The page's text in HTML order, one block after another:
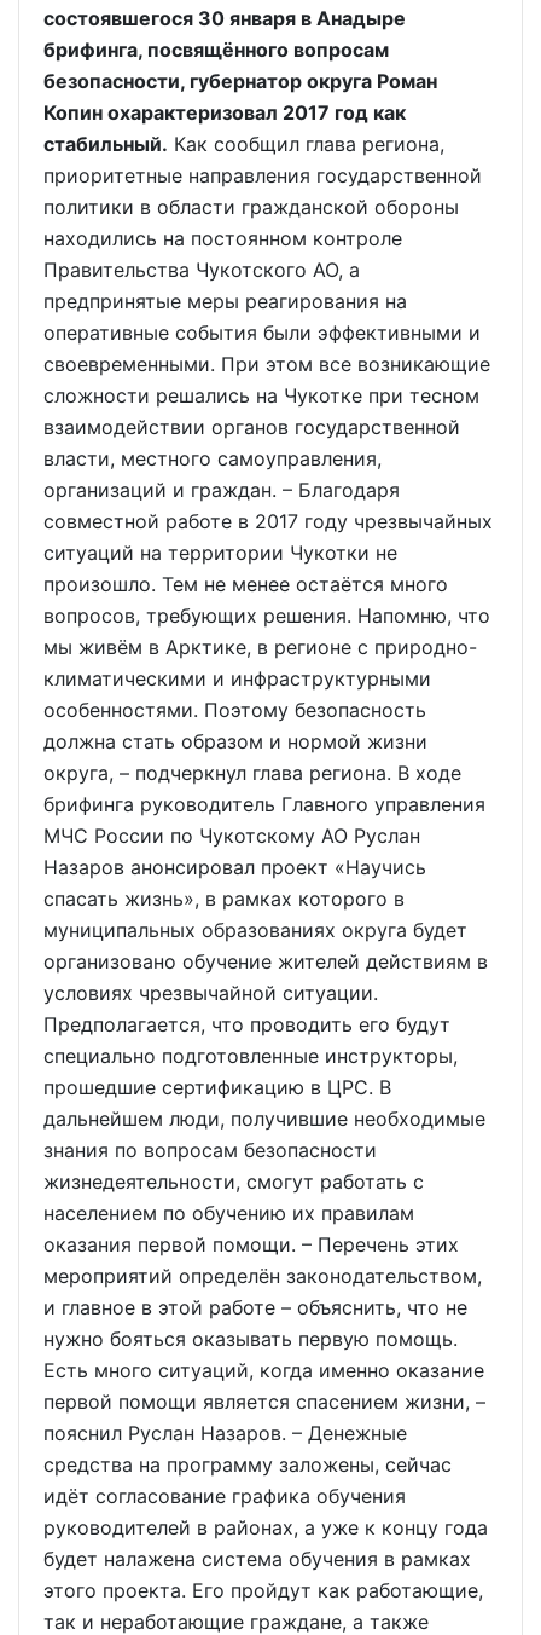
состоявшегося 30 января в Анадыре
брифинга, посвящённого вопросам
безопасности, губернатор округа Роман
Копин охарактеризовал 2017 год как
стабильный. Как сообщил глава региона,
приоритетные направления государственной
политики в области гражданской обороны
находились на постоянном контроле
Правительства Чукотского АО, а
предпринятые меры реагирования на
оперативные события были эффективными и
своевременными. При этом все возникающие
сложности решались на Чукотке при тесном
взаимодействии органов государственной
власти, местного самоуправления,
организаций и граждан. – Благодаря
совместной работе в 2017 году чрезвычайных
ситуаций на территории Чукотки не
произошло. Тем не менее остаётся много
вопросов, требующих решения. Напомню, что
мы живём в Арктике, в регионе с природно-
климатическими и инфраструктурными
особенностями. Поэтому безопасность
должна стать образом и нормой жизни
округа, – подчеркнул глава региона. В ходе
брифинга руководитель Главного управления
МЧС России по Чукотскому АО Руслан
Назаров анонсировал проект «Научись
спасать жизнь», в рамках которого в
муниципальных образованиях округа будет
организовано обучение жителей действиям в
условиях чрезвычайной ситуации.
Предполагается, что проводить его будут
специально подготовленные инструкторы,
прошедшие сертификацию в ЦРС. В
дальнейшем люди, получившие необходимые
знания по вопросам безопасности
жизнедеятельности, смогут работать с
населением по обучению их правилам
оказания первой помощи. – Перечень этих
мероприятий определён законодательством,
и главное в этой работе – объяснить, что не
нужно бояться оказывать первую помощь.
Есть много ситуаций, когда именно оказание
первой помощи является спасением жизни, –
пояснил Руслан Назаров. – Денежные
средства на программу заложены, сейчас
идёт согласование графика обучения
руководителей в районах, а уже к концу года
будет налажена система обучения в рамках
этого проекта. Его пройдут как работающие,
так и неработающие граждане, а также